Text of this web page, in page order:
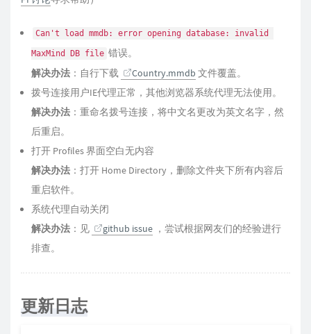
Can't load mmdb: error opening database: invalid
MaxMind DB file 错误。
解决办法 ：自行下载 Country.mmdb 文件覆盖。
拨号连接用户IE代理正常，其他浏览器系统代理无法使用。
解决办法 ：重命名拨号连接，将中文名更改为英文名字，然
后重启。
打开 Profiles 界面空白无内容
解决办法 ：打开 Home Directory，删除文件夹下所有内容后
重启软件。
系统代理自动关闭
解决办法 ：见 github issue ，尝试根据网友们的经验进行
排查。
更新日志